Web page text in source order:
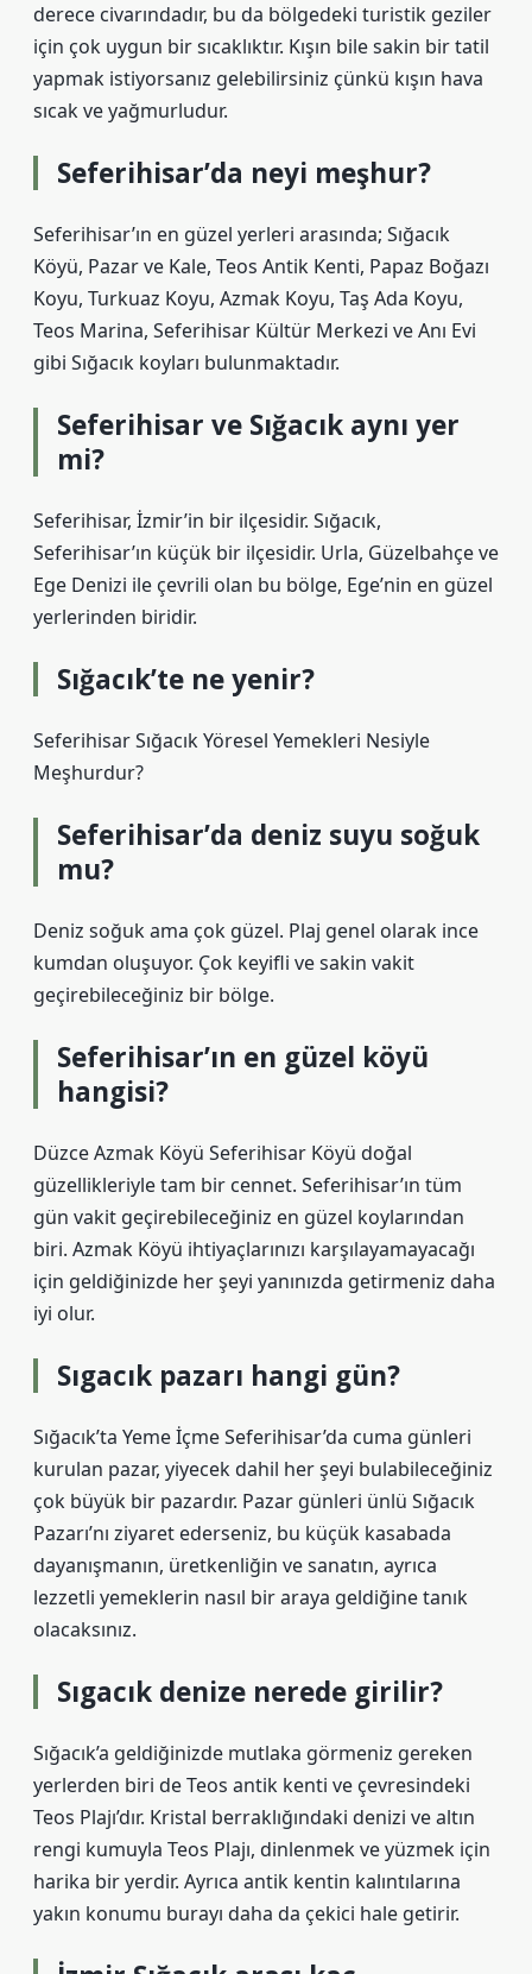
derece civarındadır, bu da bölgedeki turistik geziler
için çok uygun bir sıcaklıktır. Kışın bile sakin bir tatil
yapmak istiyorsanız gelebilirsiniz çünkü kışın hava
sıcak ve yağmurludur.
Seferihisar’da neyi meşhur?
Seferihisar’ın en güzel yerleri arasında; Sığacık
Köyü, Pazar ve Kale, Teos Antik Kenti, Papaz Boğazı
Koyu, Turkuaz Koyu, Azmak Koyu, Taş Ada Koyu,
Teos Marina, Seferihisar Kültür Merkezi ve Anı Evi
gibi Sığacık koyları bulunmaktadır.
Seferihisar ve Sığacık aynı yer
mi?
Seferihisar, İzmir’in bir ilçesidir. Sığacık,
Seferihisar’ın küçük bir ilçesidir. Urla, Güzelbahçe ve
Ege Denizi ile çevrili olan bu bölge, Ege’nin en güzel
yerlerinden biridir.
Sığacık’te ne yenir?
Seferihisar Sığacık Yöresel Yemekleri Nesiyle
Meşhurdur?
Seferihisar’da deniz suyu soğuk
mu?
Deniz soğuk ama çok güzel. Plaj genel olarak ince
kumdan oluşuyor. Çok keyifli ve sakin vakit
geçirebileceğiniz bir bölge.
Seferihisar’ın en güzel köyü
hangisi?
Düzce Azmak Köyü Seferihisar Köyü doğal
güzellikleriyle tam bir cennet. Seferihisar’ın tüm
gün vakit geçirebileceğiniz en güzel koylarından
biri. Azmak Köyü ihtiyaçlarınızı karşılayamayacağı
için geldiğinizde her şeyi yanınızda getirmeniz daha
iyi olur.
Sıgacık pazarı hangi gün?
Sığacık’ta Yeme İçme Seferihisar’da cuma günleri
kurulan pazar, yiyecek dahil her şeyi bulabileceğiniz
çok büyük bir pazardır. Pazar günleri ünlü Sığacık
Pazarı’nı ziyaret ederseniz, bu küçük kasabada
dayanışmanın, üretkenliğin ve sanatın, ayrıca
lezzetli yemeklerin nasıl bir araya geldiğine tanık
olacaksınız.
Sıgacık denize nerede girilir?
Sığacık’a geldiğinizde mutlaka görmeniz gereken
yerlerden biri de Teos antik kenti ve çevresindeki
Teos Plajı’dır. Kristal berraklığındaki denizi ve altın
rengi kumuyla Teos Plajı, dinlenmek ve yüzmek için
harika bir yerdir. Ayrıca antik kentin kalıntılarına
yakın konumu burayı daha da çekici hale getirir.